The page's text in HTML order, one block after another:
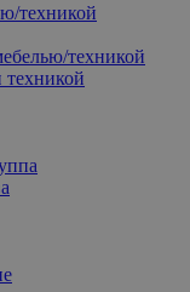
техникой
техникой
техникой